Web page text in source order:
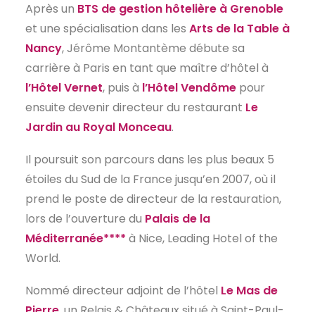
EN
Après un BTS de gestion hôtelière à Grenoble
et une spécialisation dans les Arts de la Table à
Nancy, Jérôme Montantème débute sa
carrière à Paris en tant que maître d’hôtel à
l’Hôtel Vernet, puis à l’Hôtel Vendôme pour
ensuite devenir directeur du restaurant Le
Jardin au Royal Monceau.
Il poursuit son parcours dans les plus beaux 5
étoiles du Sud de la France jusqu’en 2007, où il
prend le poste de directeur de la restauration,
lors de l’ouverture du Palais de la
Méditerranée**** à Nice, Leading Hotel of the
World.
Nommé directeur adjoint de l’hôtel Le Mas de